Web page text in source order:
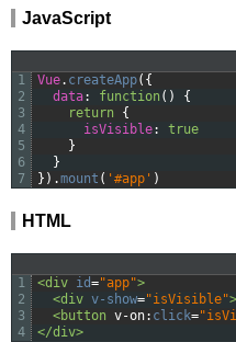
JavaScript
1
2
3
4
5
6
7
Vue. createApp( {
data: function ( )
{
return
{
isVisible:
true
}
}
} ) .mount ( '#app' )
HTML
1
2
3
4
<div id="app">
<div v-show="isVisible">
<button v-on: click=
</div>